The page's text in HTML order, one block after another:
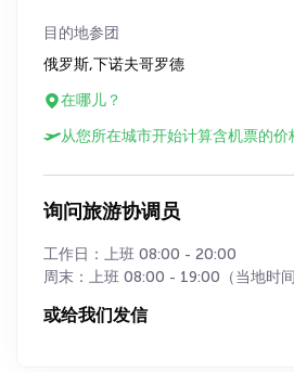
目的地参团
俄罗斯,下诺夫哥罗德
在哪儿？
从您所在城市开始计算含机票的价
询问旅游协调员
工作日：上班 08:00 - 20:00
周末：上班 08:00 - 19:00（当地时间
或给我们发信